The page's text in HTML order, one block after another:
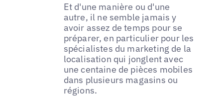
Et d'une manière ou d'une
autre, il ne semble jamais y
avoir assez de temps pour se
préparer, en particulier pour les
spécialistes du marketing de la
localisation qui jonglent avec
une centaine de pièces mobiles
dans plusieurs magasins ou
régions.